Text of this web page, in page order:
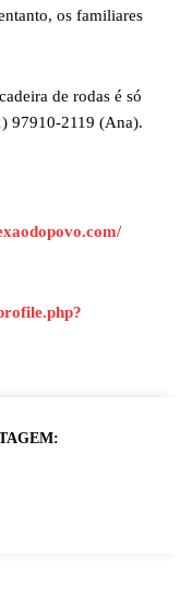
os familiares
de rodas é só
97910-2119 (Ana).